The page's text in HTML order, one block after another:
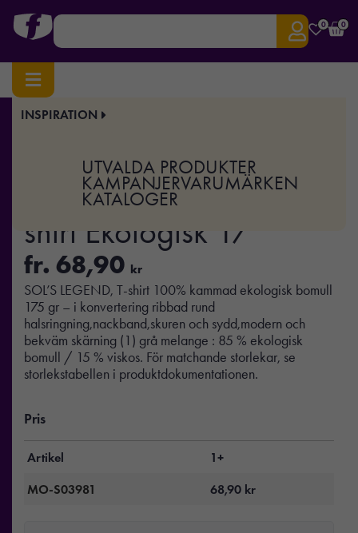
0 0
INSPIRATION
UTVALDA PRODUKTER
KAMPANJERVARUMÄRKEN
KATALOGER
Hem/Profilkläder/T-shirts & Toppar
LEGEND – LEGEND T-
shirt Ekologisk 17
fr. 68,90 kr
SOL’S LEGEND, T-shirt 100% kammad ekologisk bomull
175 gr – i konvertering ribbad rund
halsringning,nackband,skuren och sydd,modern och
bekväm skärning (1) grå melange : 85 % ekologisk
bomull / 15 % viskos. För matchande storlekar, se
storlekstabellen i produktdokumentationen.
Pris
Artikel
1+
MO-S03981
68,90 kr